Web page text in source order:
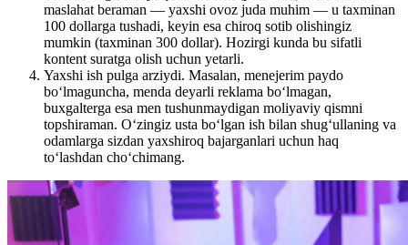
maslahat beraman — yaxshi ovoz juda muhim — u taxminan
100 dollarga tushadi, keyin esa chiroq sotib olishingiz
mumkin (taxminan 300 dollar). Hozirgi kunda bu sifatli
kontent suratga olish uchun yetarli.
Yaxshi ish pulga arziydi. Masalan, menejerim paydo
bo‘lmaguncha, menda deyarli reklama bo‘lmagan,
buxgalterga esa men tushunmaydigan moliyaviy qismni
topshiraman. O‘zingiz usta bo‘lgan ish bilan shug‘ullaning va
odamlarga sizdan yaxshiroq bajarganlari uchun haq
to‘lashdan cho‘chimang.